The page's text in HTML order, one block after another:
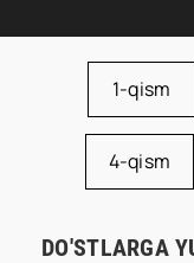
1-qism
4-qism
DO'STLARGA